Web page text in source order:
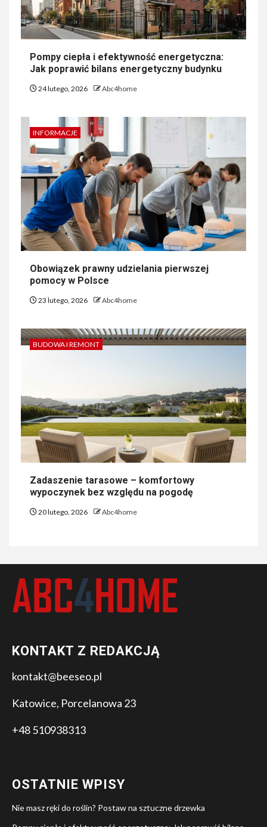
Pompy ciepła i efektywność energetyczna:
Jak poprawić bilans energetyczny budynku
24 lutego, 2026 Abc4home
INFORMACJE
Obowiązek prawny udzielania pierwszej
pomocy w Polsce
23 lutego, 2026 Abc4home
BUDOWA I REMONT
Zadaszenie tarasowe – komfortowy
wypoczynek bez względu na pogodę
20 lutego, 2026 Abc4home
KONTAKT Z REDAKCJĄ
kontakt@beeseo.pl
Katowice, Porcelanowa 23
+48 510938313
OSTATNIE WPISY
Nie masz ręki do roślin? Postaw na sztuczne drzewka